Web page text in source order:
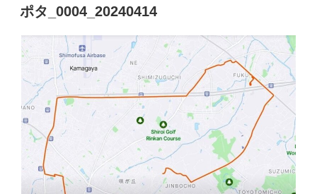
の
稿
日:
ポタ_0004_20240414